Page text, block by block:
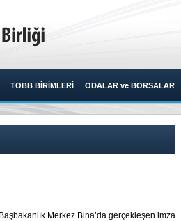
TOBB BİRİMLERİ ODALAR ve BORSALAR
Merkez Bina’da gerçekleşen imza